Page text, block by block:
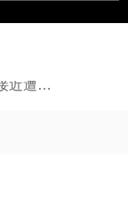
第一線デザイナーと接近遭遇の好機 ミラノ・デザインウィークのアウディ&ドゥカティ